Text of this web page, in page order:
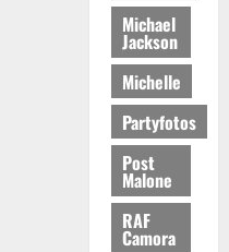
Michael
Jackson
Michelle
Partyfotos
Post
Malone
RAF
Camora